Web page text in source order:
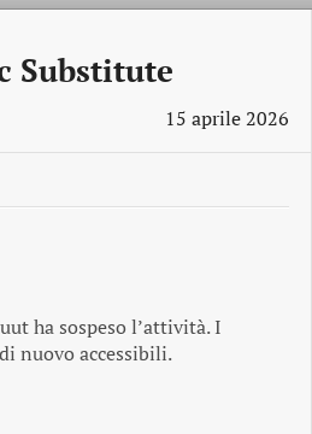
Substitute
15 aprile 2026
ha sospeso l’attività. I
nuovo accessibili.